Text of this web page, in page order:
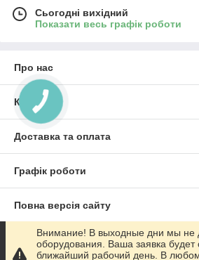
Сьогодні вихідний
Показати весь графік роботи
Про нас
Контакти
Доставка та оплата
Графік роботи
Повна версія сайту
Сайт створено на маркетплейсі
Внимание! В выходные дни мы не
оборудования. Ваша заявка будет
ближайший рабочий день. В
КНОПКА
ЗВ'ЯЗКУ